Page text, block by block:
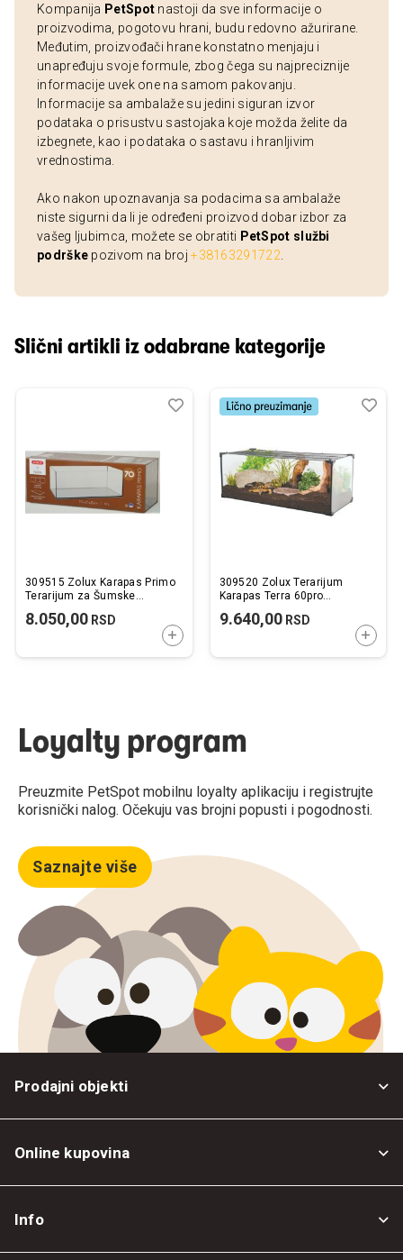
Kompanija PetSpot nastoji da sve informacije o
proizvodima, pogotovu hrani, budu redovno ažurirane.
Međutim, proizvođači hrane konstatno menjaju i
unapređuju svoje formule, zbog čega su najpreciznije
informacije uvek one na samom pakovanju.
Informacije sa ambalaže su jedini siguran izvor
podataka o prisustvu sastojaka koje možda želite da
izbegnete, kao i podataka o sastavu i hranljivim
vrednostima.
Ako nakon upoznavanja sa podacima sa ambalaže
niste sigurni da li je određeni proizvod dobar izbor za
vašeg ljubimca, možete se obratiti PetSpot službi
podrške pozivom na broj+38163291722
Slični artikli iz odabrane kategorije
309515 Zolux Karapas Primo
Terarijum za Šumske
8.050,00 RSD
DODAJTE U KORPU
Dodaj
Uporedi
309520 Zolux Terarijum
Karapas Terra 60pro
9.640,00RSD
Loyalty program
Preuzmite PetSpot mobilnu loyalty aplikaciju i registrujte
korisnički nalog. Očekuju vas brojni popusti i pogodnosti.
Saznajte više
Prodajni objekti
Online kupovina
Info